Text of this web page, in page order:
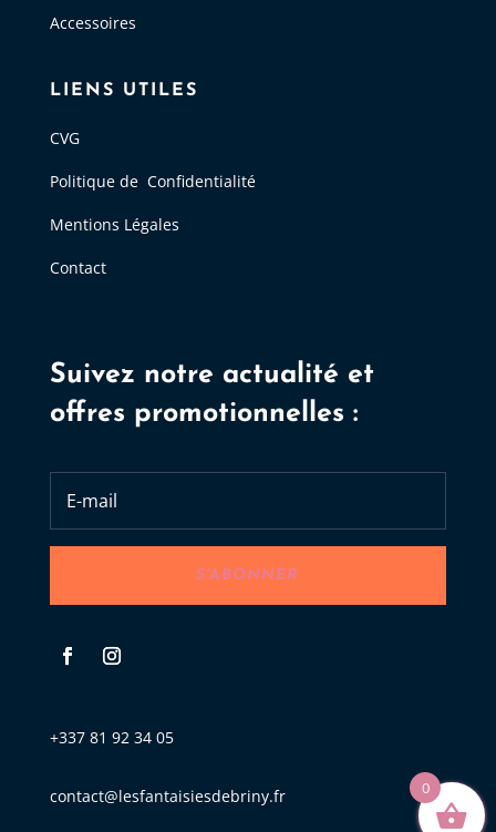
Accessoires
LIENS UTILES
CVG
Politique de Confidentialité
Mentions Légales
Contact
Suivez notre actualité et
offres promotionnelles :
S'ABONNER
+337 81 92 34 05
contact@lesfantaisiesdebriny.fr 0